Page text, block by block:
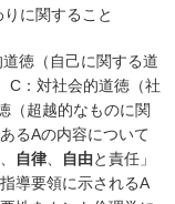
に関すること
徳（自己に関する道
C：対社会的道徳（社
（超越的なものに関
るAの内容について
自律、 自由と責任」
導要領に示されるA